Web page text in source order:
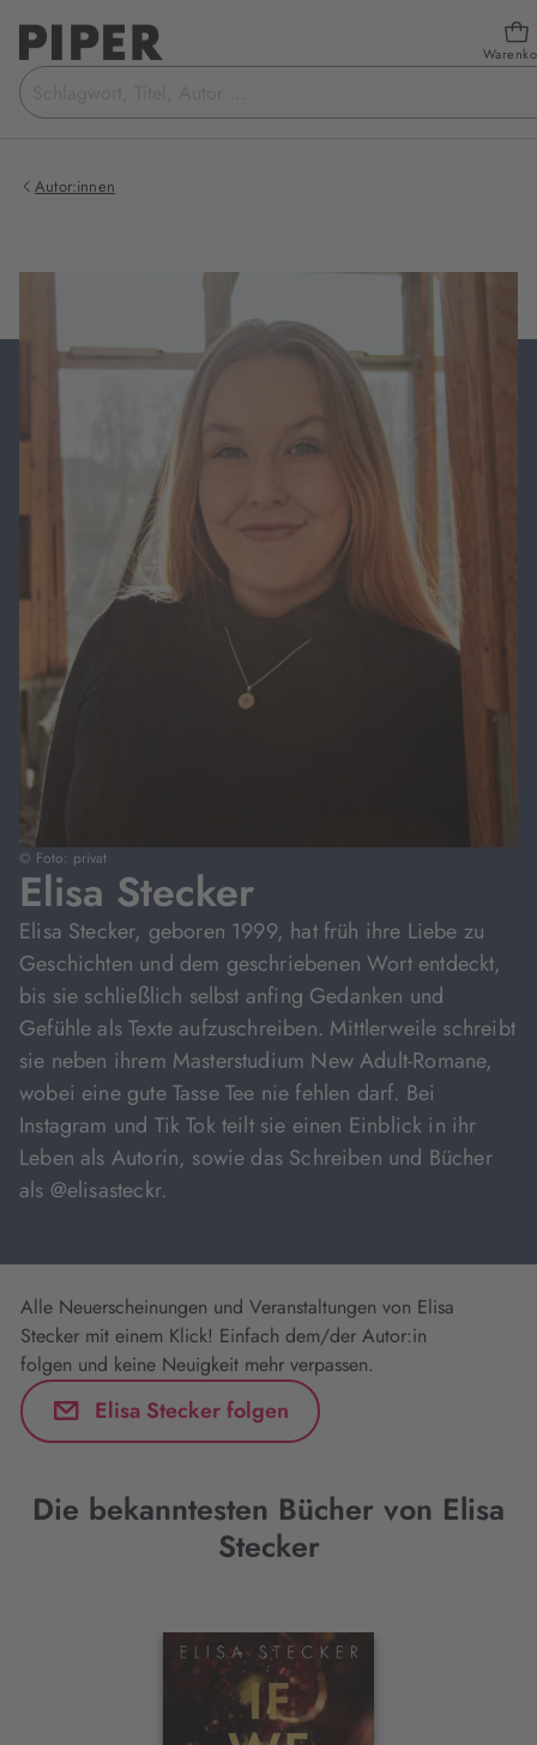
Suchbegriff
eingeben
Autor:innen
© Foto: privat
Elisa Stecker
Elisa Stecker, geboren 1999, hat früh ihre Liebe zu
Geschichten und dem geschriebenen Wort entdeckt,
bis sie schließlich selbst anfing Gedanken und
Gefühle als Texte aufzuschreiben. Mittlerweile schreibt
sie neben ihrem Masterstudium New Adult-Romane,
wobei eine gute Tasse Tee nie fehlen darf. Bei
Instagram und Tik Tok teilt sie einen Einblick in ihr
Leben als Autorin, sowie das Schreiben und Bücher
als @elisasteckr.
Alle Neuerscheinungen und Veranstaltungen von Elisa
Stecker mit einem Klick! Einfach dem/der Autor:in
folgen und keine Neuigkeit mehr verpassen.
Elisa Stecker folgen
Die bekanntesten Bücher von Elisa
Stecker